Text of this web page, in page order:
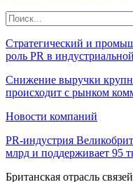
Стратегический и
роль PR в
Снижение выручки
происходит с рынком
Новости компаний
PR-индустрия
млрд и поддерживает 95
Британская отрасль